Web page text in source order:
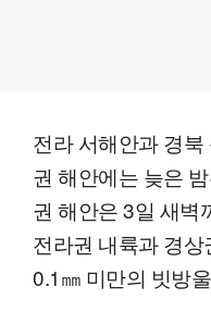
전라 서해안과 경
권 해안에는 늦은
권 해안은 3일 새벽
전라권 내륙과 경
0.1㎜ 미만의 빗방